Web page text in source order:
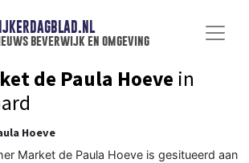
beverwijk en omgeving
de Paula Hoeve in
Hoeve
Market de Paula Hoeve is gesitueerd aan